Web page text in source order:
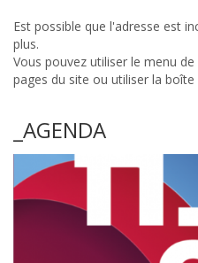
Est possible que l'adresse est
plus.
Vous pouvez utiliser le menu
pages du site ou utiliser la boîte
_AGENDA